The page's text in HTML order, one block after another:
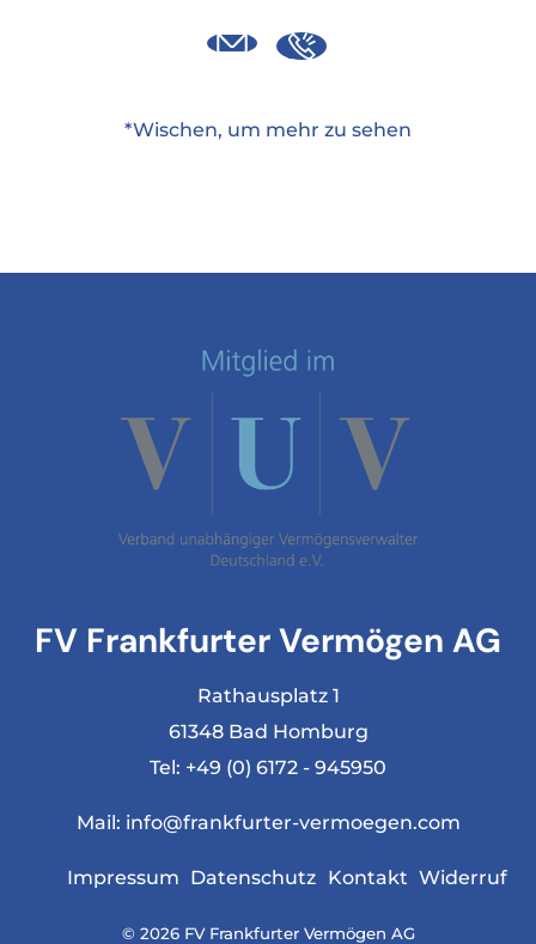
*Wischen, um mehr zu sehen
FV Frankfurter Vermögen AG
Rathausplatz 1
61348 Bad Homburg
Tel: +49 (0) 6172 - 945950
Mail: info@frankfurter-vermoegen.com
Impressum Datenschutz Kontakt Widerruf
© 2026 FV Frankfurter Vermögen AG